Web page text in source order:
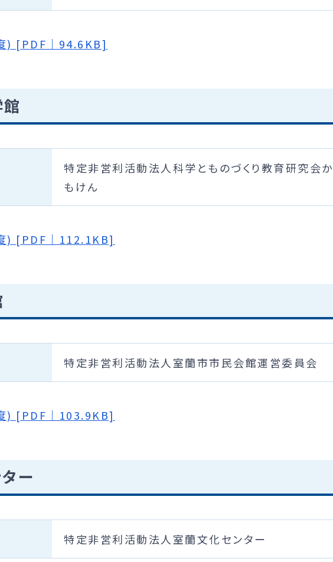
) [PDF｜94.6KB]
特定非営利活動法人科学とものづくり教育研究会か
もけん
) [PDF｜112.1KB]
特定非営利活動法人室蘭市市民会館運営委員会
) [PDF｜103.9KB]
ー
特定非営利活動法人室蘭文化センター